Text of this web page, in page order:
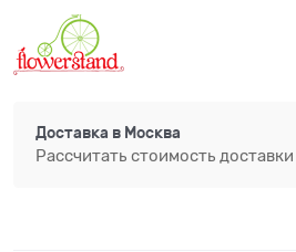
Доставка в Москва
Рассчитать стоимость доставки